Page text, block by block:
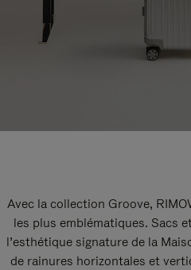
Avec la collection Groove,
les plus emblématiques. Sacs
l’esthétique signature de la
de rainures horizontales et